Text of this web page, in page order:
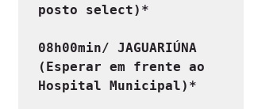
posto select)*
08h00min/ JAGUARIÚNA
(Esperar em frente ao
Hospital Municipal)*